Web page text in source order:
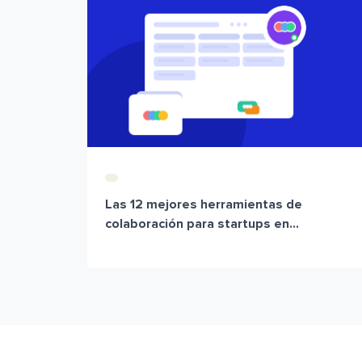
Las 12 mejores herramientas de
colaboración para startups en...